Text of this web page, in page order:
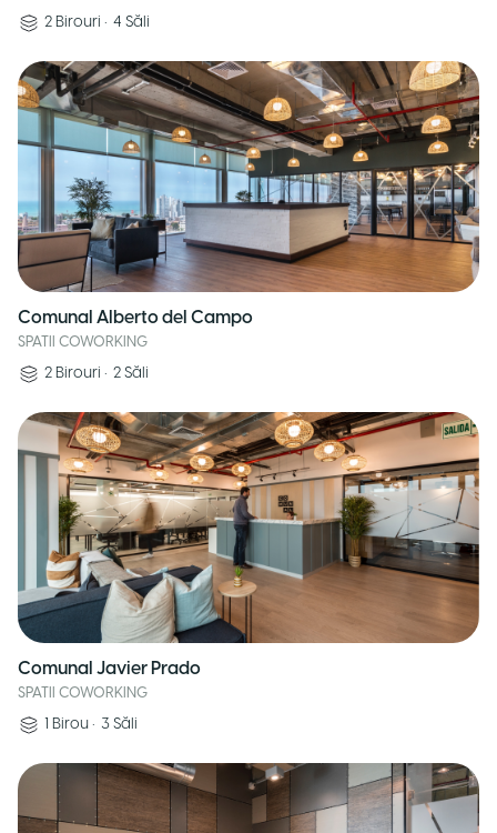
2 Birouri • 4 Săli
Comunal Alberto del Campo
SPATII COWORKING
2 Birouri • 2 Săli
Comunal Javier Prado
SPATII COWORKING
1 Birou • 3 Săli